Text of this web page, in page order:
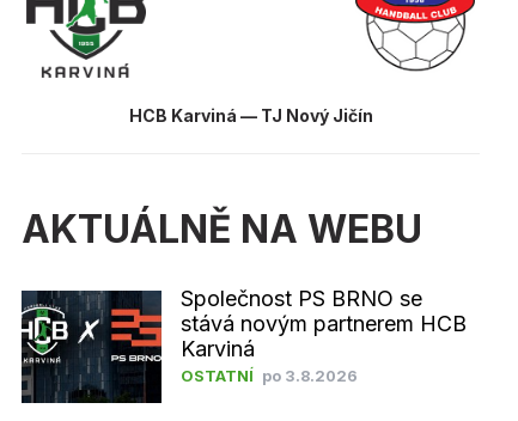
HCB Karviná — TJ Nový Jičín
AKTUÁLNĚ NA WEBU
Společnost PS BRNO se
stává novým partnerem HCB
Karviná
OSTATNÍ po 3.8.2026